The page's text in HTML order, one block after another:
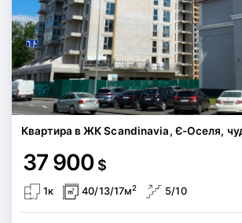
Квартира в ЖК Scandinavia, Є-Оселя,
37 900 $
1к 40/13/17м2 5/10